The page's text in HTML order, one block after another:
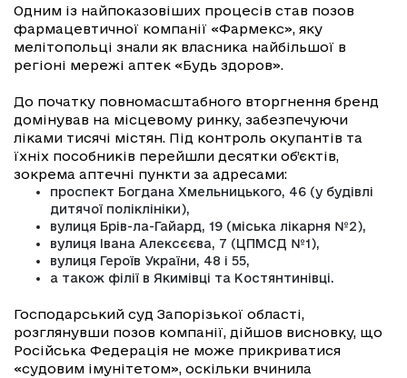
Одним із найпоказовіших процесів став позов
фармацевтичної компанії «Фармекс», яку
мелітопольці знали як власника найбільшої в
регіоні мережі аптек «Будь здоров».
До початку повномасштабного вторгнення бренд
домінував на місцевому ринку, забезпечуючи
ліками тисячі містян. Під контроль окупантів та
їхніх пособників перейшли десятки об’єктів,
зокрема аптечні пункти за адресами:
проспект Богдана Хмельницького, 46 (у будівлі
дитячої поліклініки),
вулиця Брів-ла-Гайард, 19 (міська лікарня №2),
вулиця Івана Алексєєва, 7 (ЦПМСД №1),
вулиця Героїв України, 48 і 55,
а також філії в Якимівці та Костянтинівці.
Господарський суд Запорізької області,
розглянувши позов компанії, дійшов висновку, що
Російська Федерація не може прикриватися
«судовим імунітетом», оскільки вчинила